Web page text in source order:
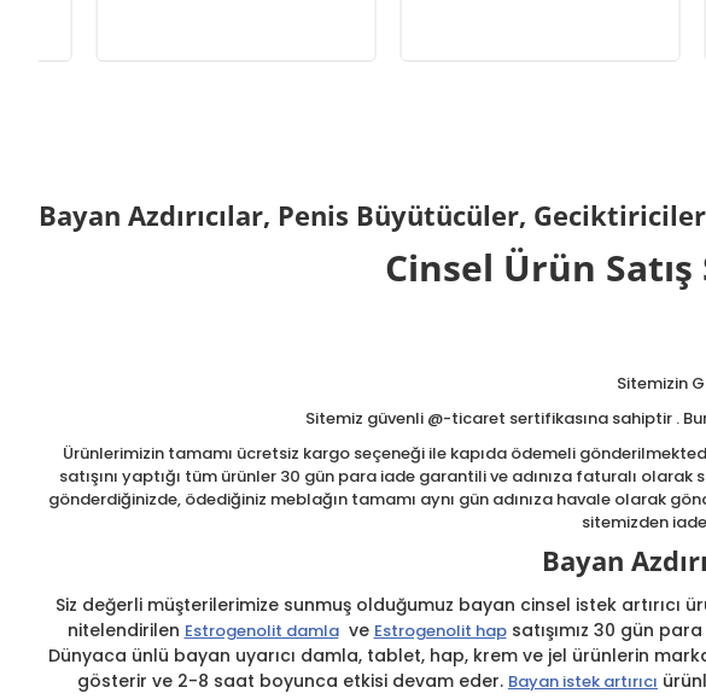
Bayan Azdırıcılar, Penis Büyütücüler,
Cinsel Ürün
Sitemizin
Sitemiz güvenli @-ticaret sertifikasına sahiptir .
Ürünlerimizin tamamı ücretsiz kargo seçeneği ile kapıda ödemeli
satışını yaptığı tüm ürünler 30 gün para iade garantili ve adınıza faturalı
gönderdiğinizde, ödediğiniz meblağın tamamı aynı gün adınıza havale olarak
sitemizden
Bayan
Siz değerli müşterilerimize sunmuş olduğumuz bayan cinsel istek artırıcı
nitelendirilen Estrogenolit damlave Estrogenolit hapsatışımız 30 gün
Dünyaca ünlü bayan uyarıcı damla, tablet, hap, krem ve jel ürünlerin
gösterir ve 2-8 saat boyunca etkisi devam eder. Bayan istek artırıcı